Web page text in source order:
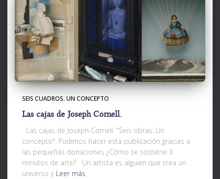
SEIS CUADROS. UN CONCEPTO
Las cajas de Joseph Cornell.
Las cajas de Joseph Cornell. "Seis obras. Un
concepto". Pudimos hacer esta publicación gracias a
las pequeñas donaciones ¿Cómo se sostiene 3
minutos de arte? Un artista es alguien que crea un
universo y Leer más